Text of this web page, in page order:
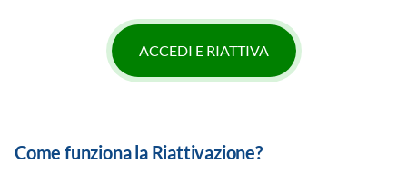
ACCEDI E RIATTIVA
Come funziona la Riattivazione?